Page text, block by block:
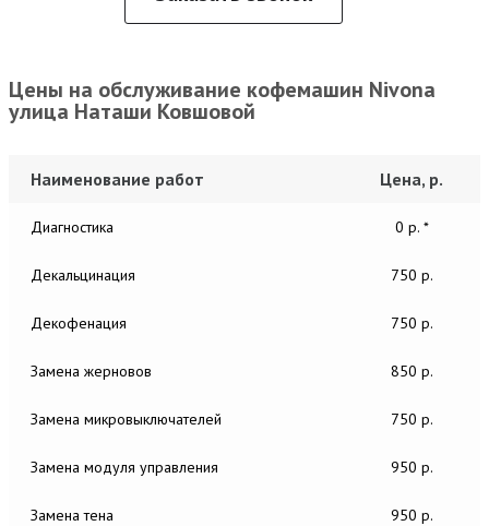
Цены на обслуживание кофемашин Nivona
улица Наташи Ковшовой
Наименование работ Цена, р.
Диагностика 0 р. *
Декальцинация 750 р.
Декофенация 750 р.
Замена жерновов 850 р.
Замена микровыключателей 750 р.
Замена модуля управления 950 р.
Замена тена 950 р.